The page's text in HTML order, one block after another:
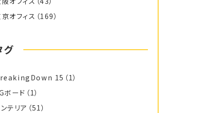
オフィス （169）
グ
15 （1）
ボード （1）
テリア （51）